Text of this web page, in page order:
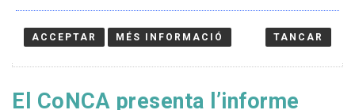
El CoNCA presenta l’informe
ACCEPTAR MÉS INFORMACIÓ TANCAR